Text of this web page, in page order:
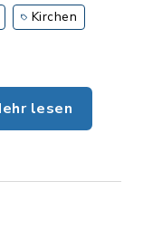
Kirchen
lesen